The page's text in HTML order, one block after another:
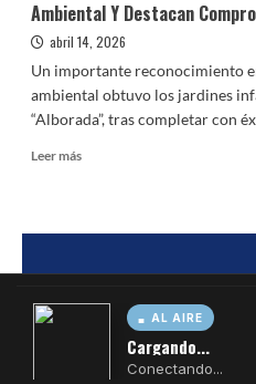
AL AIRE
Cargando...
Conectando...